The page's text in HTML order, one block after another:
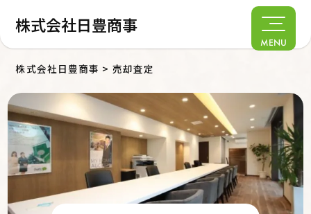
株式会社日豊商事
MENU
株式会社日豊商事 > 売却査定